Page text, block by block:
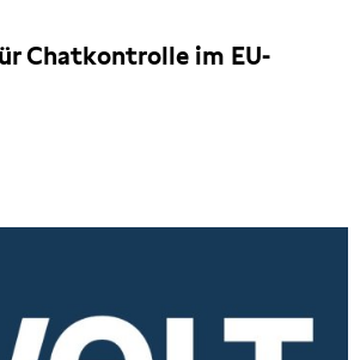
Chatkontrolle im EU-